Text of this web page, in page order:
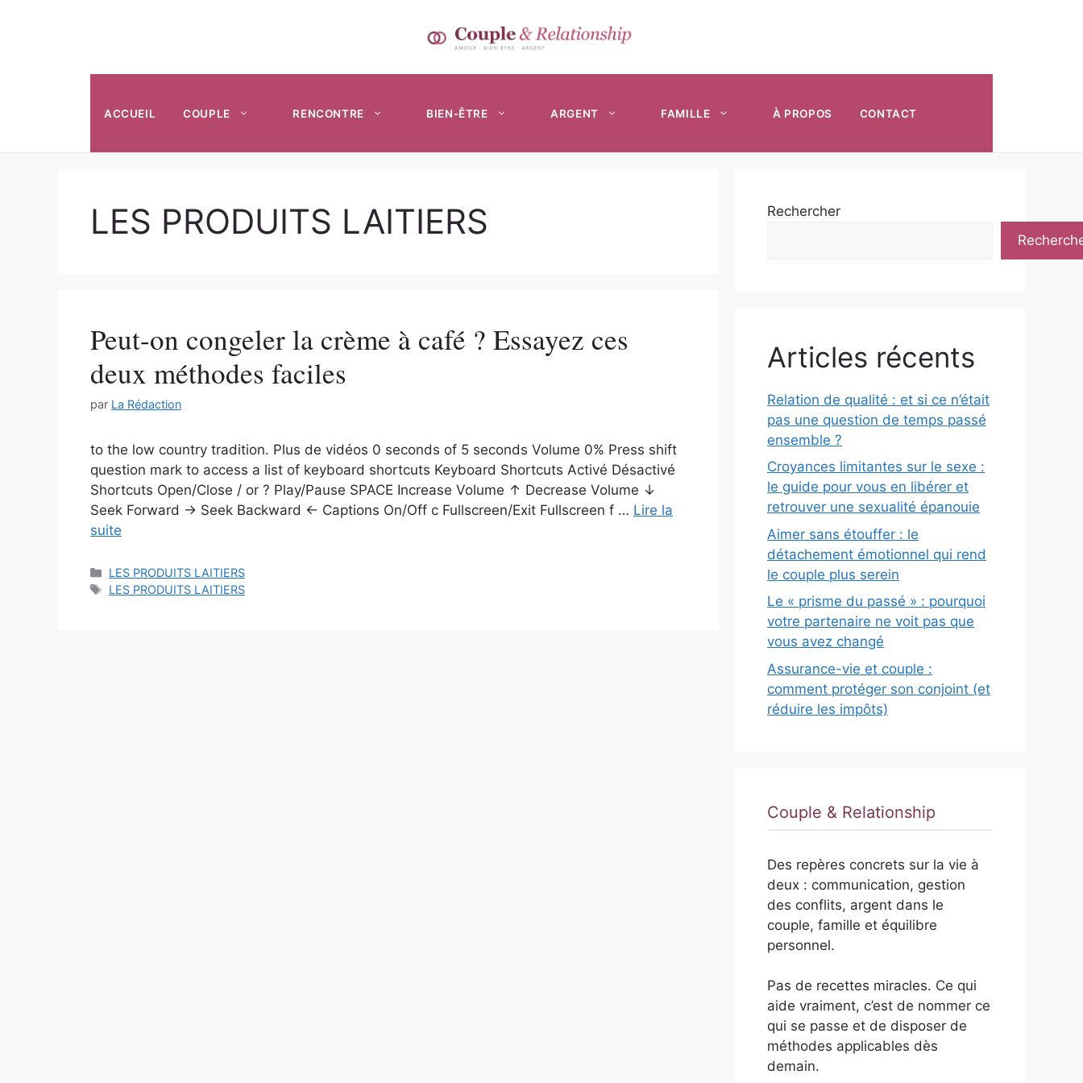
ACCUEIL COUPLE RENCONTRE BIEN-ÊTRE ARGENT FAMILLE À PROPOS CONTACT
LES PRODUITS LAITIERS
Peut-on congeler la crème à café ? Essayez ces
deux méthodes faciles
par La Rédaction
to the low country tradition. Plus de vidéos 0 seconds of 5 seconds Volume 0% Press shift
question mark to access a list of keyboard shortcuts Keyboard Shortcuts Activé Désactivé
Shortcuts Open/Close / or ? Play/Pause SPACE Increase Volume ↑ Decrease Volume ↓
Seek Forward → Seek Backward ← Captions On/Off c Fullscreen/Exit Fullscreen f … Lire la
suite
Catégories
LES PRODUITS LAITIERS
Étiquettes
LES PRODUITS LAITIERS
Rechercher
Articles récents
Relation de qualité : et si ce n’était
pas une question de temps passé
ensemble ?
Croyances limitantes sur le sexe :
le guide pour vous en libérer et
retrouver une sexualité épanouie
Aimer sans étouffer : le
détachement émotionnel qui rend
le couple plus serein
Le « prisme du passé » : pourquoi
votre partenaire ne voit pas que
vous avez changé
Assurance-vie et couple :
comment protéger son conjoint (et
réduire les impôts)
Couple & Relationship
Des repères concrets sur la vie à
deux : communication, gestion
des conflits, argent dans le
couple, famille et équilibre
personnel.
Pas de recettes miracles. Ce qui
aide vraiment, c’est de nommer ce
qui se passe et de disposer de
méthodes applicables dès
demain.